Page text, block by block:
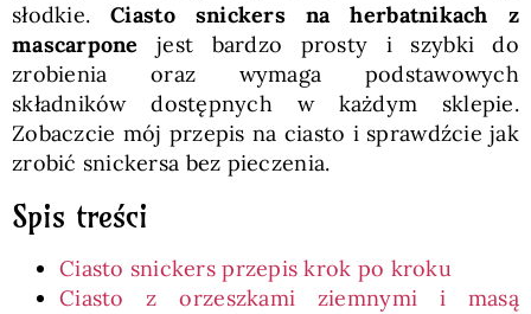
słodkie.Ciasto snickers na herbatnikach z
mascarpone jest bardzo prosty i szybki do
zrobienia oraz wymaga podstawowych
składników dostępnych w każdym sklepie.
Zobaczcie mój przepis na ciasto i sprawdźcie jak
zrobić snickersa bez pieczenia.
Spis treści
Ciasto snickers przepis krok po kroku
Ciasto z orzeszkami ziemnymi i masą